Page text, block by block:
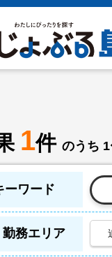
1件 のうち
ーワード
務エリア